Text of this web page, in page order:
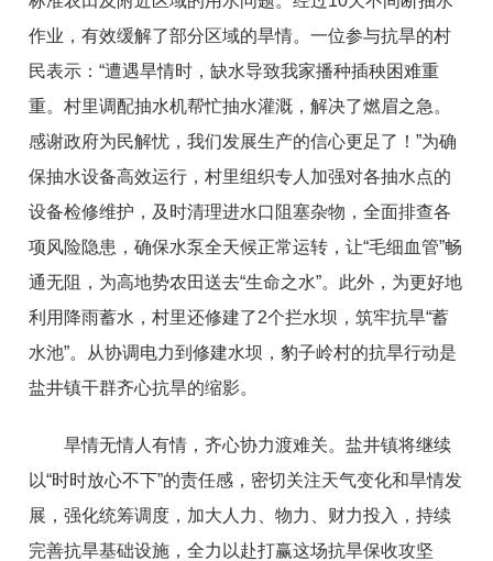
作业，有效缓解了部分区域的旱情。一位参与抗旱的村
民表示：“遭遇旱情时，缺水导致我家播种插秧困难重
重。村里调配抽水机帮忙抽水灌溉，解决了燃眉之急。
感谢政府为民解忧，我们发展生产的信心更足了！”为确
保抽水设备高效运行，村里组织专人加强对各抽水点的
设备检修维护，及时清理进水口阻塞杂物，全面排查各
项风险隐患，确保水泵全天候正常运转，让“毛细血管”畅
通无阻，为高地势农田送去“生命之水”。此外，为更好地
利用降雨蓄水，村里还修建了2个拦水坝，筑牢抗旱“蓄
水池”。从协调电力到修建水坝，豹子岭村的抗旱行动是
盐井镇干群齐心抗旱的缩影。
旱情无情人有情，齐心协力渡难关。盐井镇将继续
以“时时放心不下”的责任感，密切关注天气变化和旱情发
展，强化统筹调度，加大人力、物力、财力投入，持续
完善抗旱基础设施，全力以赴打赢这场抗旱保收攻坚